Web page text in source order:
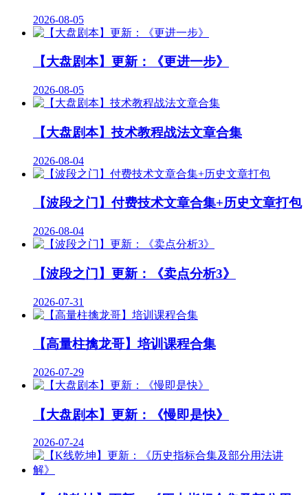
2026-08-05
【大盘剧本】更新：《更进一步》
2026-08-05
【大盘剧本】技术教程战法文章合集
2026-08-04
【波段之门】付费技术文章合集+历史文章打包
2026-08-04
【波段之门】更新：《卖点分析3》
2026-07-31
【高量柱擒龙哥】培训课程合集
2026-07-29
【大盘剧本】更新：《慢即是快》
2026-07-24